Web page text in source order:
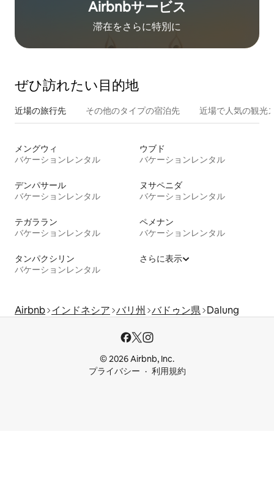
Airbnb⁠サ⁠ー⁠ビ⁠ス
滞在をさ⁠ら⁠に特⁠別⁠に
ぜひ訪⁠れ⁠た⁠い目⁠的⁠地
近場の旅行先 その他のタ⁠イ⁠プ⁠の宿⁠泊⁠先 近場で人気の観光
メングウィ
バケーションレンタル
ウブド
バケーションレンタル
デンパサール
バケーションレンタル
ヌサペニダ
バケーションレンタル
テガララン
バケーションレンタル
ペメナン
バケーションレンタル
タンパクシリン
バケーションレンタル
さらに表示
Airbnb インドネシア バリ州 バドゥン県 Dalung
© 2026 Airbnb, Inc.
プライバシー
利用規約